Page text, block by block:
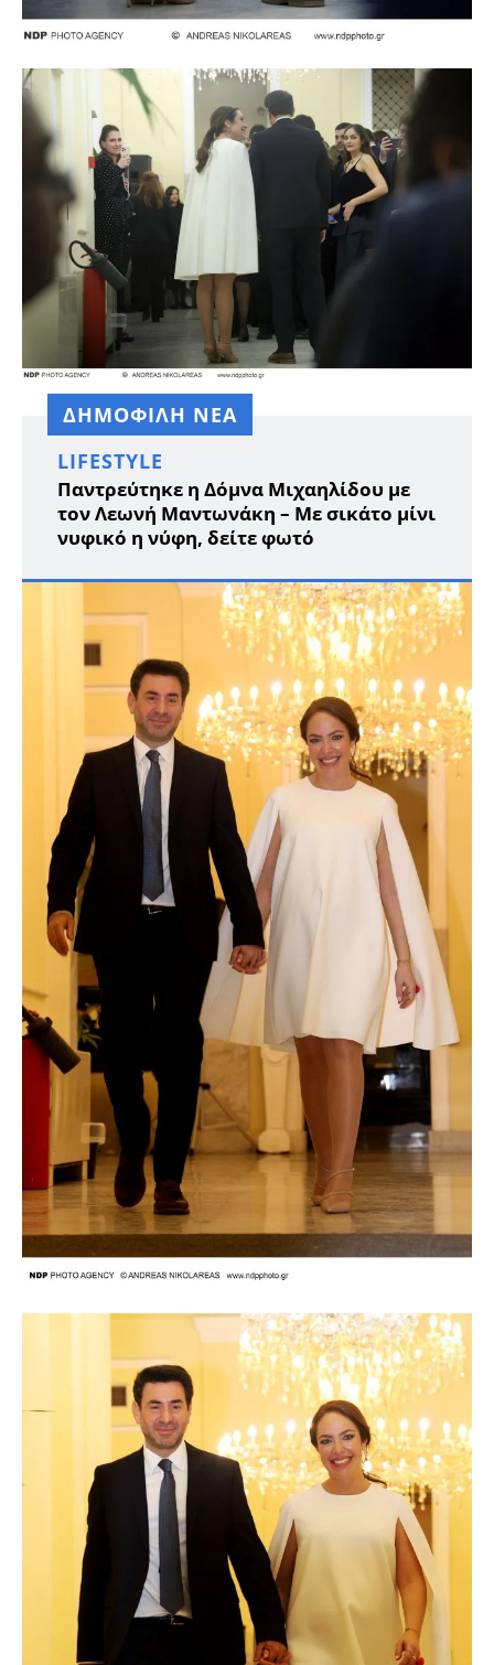
ΔΗΜΟΦΙΛΗ ΝΕΑ
LIFESTYLE
Παντρεύτηκε η Δόμνα Μιχαηλίδου με
τον Λεωνή Μαντωνάκη – Με σικάτο μίνι
νυφικό η νύφη, δείτε φωτό